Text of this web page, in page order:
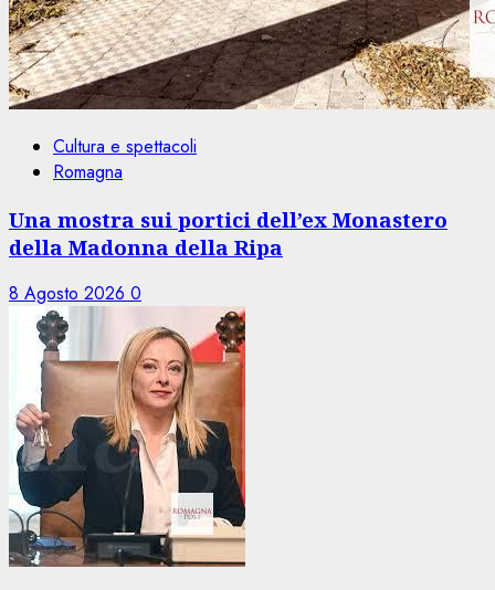
Cultura e spettacoli
Romagna
Una mostra sui portici dell’ex Monastero
della Madonna della Ripa
8 Agosto 2026 0